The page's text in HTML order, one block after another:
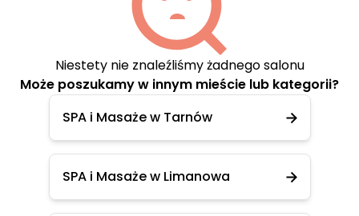
Niestety nie znaleźliśmy żadnego salonu
Może poszukamy w innym mieście lub kategorii?
SPA i Masaże w Tarnów
SPA i Masaże w Limanowa